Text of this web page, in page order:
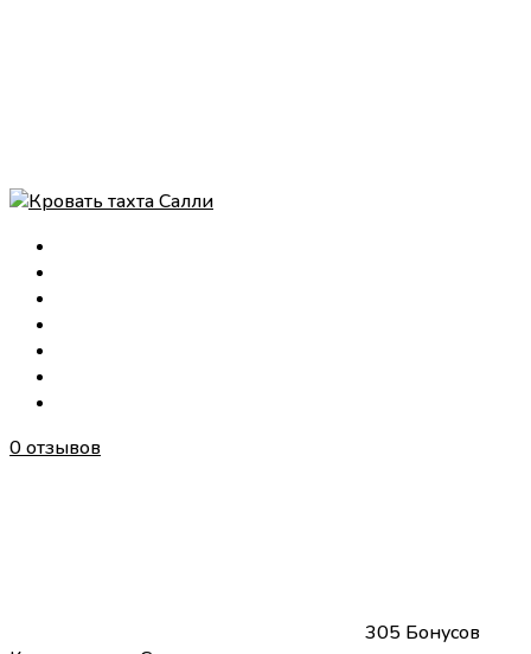
0 отзывов
305 Бонусов